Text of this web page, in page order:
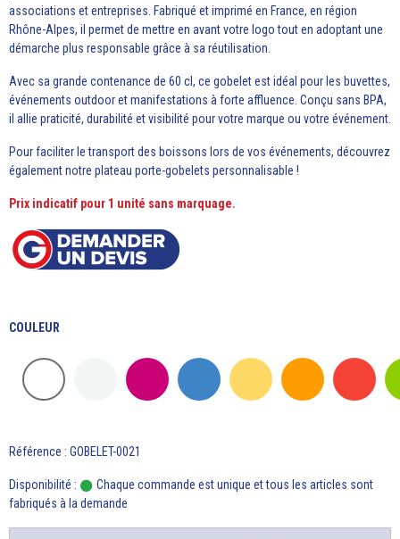
associations et entreprises. Fabriqué et imprimé en France, en région
Rhône-Alpes, il permet de mettre en avant votre logo tout en adoptant une
démarche plus responsable grâce à sa réutilisation.
Avec sa grande contenance de 60 cl, ce gobelet est idéal pour les buvettes,
événements outdoor et manifestations à forte affluence. Conçu sans BPA,
il allie praticité, durabilité et visibilité pour votre marque ou votre événement.
Pour faciliter le transport des boissons lors de vos événements, découvrez
également notre plateau porte-gobelets personnalisable !
Prix indicatif pour 1 unité sans marquage.
COULEUR
Référence : GOBELET-0021
Disponibilité :
Chaque commande est unique et tous les articles sont
fabriqués à la demande